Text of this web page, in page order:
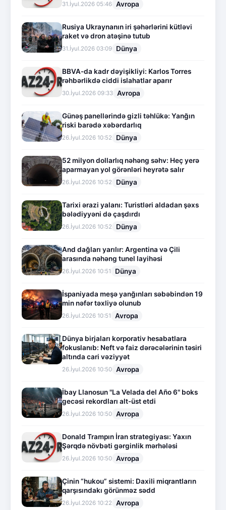
31.İyul.2026 05:46 Avropa
Rusiya Ukraynanın iri şəhərlərini kütləvi
raket və dron atəşinə tutub
31.İyul.2026 03:09 Dünya
BBVA-da kadr dəyişikliyi: Karlos Torres
rəhbərlikdə ciddi islahatlar aparır
30.İyul.2026 09:33 Avropa
Günəş panellərində gizli təhlükə: Yanğın
riski barədə xəbərdarlıq
26.İyul.2026 10:52 Dünya
52 milyon dollarlıq nəhəng səhv: Heç yerə
aparmayan yol görənləri heyrətə salır
26.İyul.2026 10:52 Dünya
Tarixi ərazi yalanı: Turistləri aldadan şəxs
bələdiyyəni də çaşdırdı
26.İyul.2026 10:52 Dünya
And dağları yarılır: Argentina və Çili
arasında nəhəng tunel layihəsi
26.İyul.2026 10:51 Dünya
İspaniyada meşə yanğınları səbəbindən 19
min nəfər təxliyə olunub
26.İyul.2026 10:51 Avropa
Dünya birjaları korporativ hesabatlara
fokuslanıb: Neft və faiz dərəcələrinin təsiri
altında cari vəziyyət
26.İyul.2026 10:50 Avropa
İbay Llanosun "La Velada del Año 6" boks
gecəsi rekordları alt-üst etdi
26.İyul.2026 10:50 Avropa
Donald Trampın İran strategiyası: Yaxın
Şərqdə növbəti gərginlik mərhələsi
26.İyul.2026 10:50 Avropa
Çinin “hukou” sistemi: Daxili miqrantların
qarşısındakı görünməz sədd
26.İyul.2026 10:22 Avropa